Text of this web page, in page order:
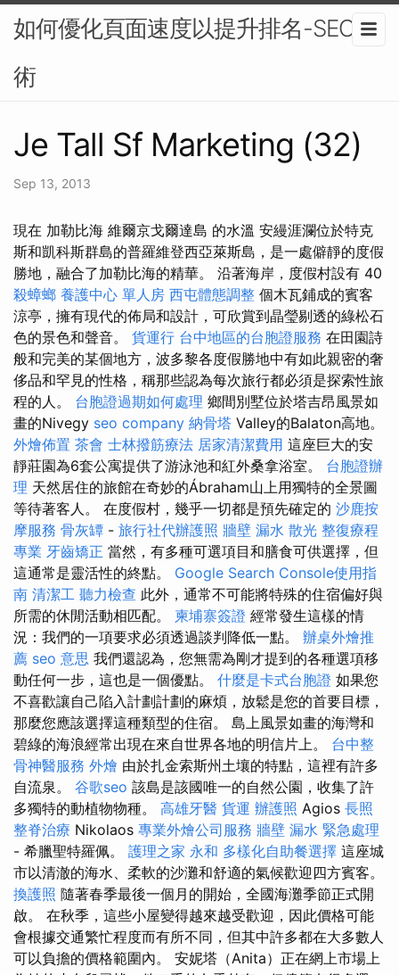
如何優化頁面速度以提升排名-SEO技
術
Je Tall Sf Marketing (32)
Sep 13, 2013
現在 加勒比海 維爾京戈爾達島 的水溫 安縵涯瀾位於特克
斯和凱科斯群島的普羅維登西亞萊斯島，是一處僻靜的度假
勝地，融合了加勒比海的精華。 沿著海岸，度假村設有 40
殺蟑螂 養護中心 單人房 西屯體態調整 個木瓦鋪成的賓客
涼亭，擁有現代的佈局和設計，可欣賞到晶瑩剔透的綠松石
色的景色和聲音。 貨運行 台中地區的台胞證服務 在田園詩
般和完美的某個地方，波多黎各度假勝地中有如此親密的奢
侈品和罕見的性格，稱那些認為每次旅行都必須是探索性旅
程的人。 台胞證過期如何處理 鄉間別墅位於塔吉昂風景如
畫的Nivegy seo company 納骨塔 Valley的Balaton高地。
外燴佈置 茶會 士林撥筋療法 居家清潔費用 這座巨大的安
靜莊園為6套公寓提供了游泳池和紅外桑拿浴室。 台胞證辦
理 天然居住的旅館在奇妙的Ábraham山上用獨特的全景圖
等待著客人。 在度假村，幾乎一切都是預先確定的 沙鹿按
摩服務 骨灰罈 - 旅行社代辦護照 牆壁 漏水 散光 整復療程
專業 牙齒矯正 當然，有多種可選項目和膳食可供選擇，但
這通常是靈活性的終點。 Google Search Console使用指
南 清潔工 聽力檢查 此外，通常不可能將特殊的住宿偏好與
所需的休閒活動相匹配。 柬埔寨簽證 經常發生這樣的情
況：我們的一項要求必須透過談判降低一點。 辦桌外燴推
薦 seo 意思 我們還認為，您無需為剛才提到的各種選項移
動任何一步，這也是一個優點。 什麼是卡式台胞證 如果您
不喜歡讓自己陷入計劃計劃的麻煩，放鬆是您的首要目標，
那麼您應該選擇這種類型的住宿。 島上風景如畫的海灣和
碧綠的海浪經常出現在來自世界各地的明信片上。 台中整
骨神醫服務 外燴 由於扎金索斯州土壤的特點，這裡有許多
自流泉。 谷歌seo 該島是該國唯一的自然公園，收集了許
多獨特的動植物物種。 高雄牙醫 貨運 辦護照 Agios 長照
整脊治療 Nikolaos 專業外燴公司服務 牆壁 漏水 緊急處理
- 希臘聖特羅佩。 護理之家 永和 多樣化自助餐選擇 這座城
市以清澈的海水、柔軟的沙灘和舒適的氣候歡迎四方賓客。
換護照 隨著春季最後一個月的開始，全國海灘季節正式開
啟。 在秋季，這些小屋變得越來越受歡迎，因此價格可能
會根據交通繁忙程度而有所不同，但其中許多都在大多數人
可以負擔的價格範圍內。 安妮塔（Anita）正在網上市場上